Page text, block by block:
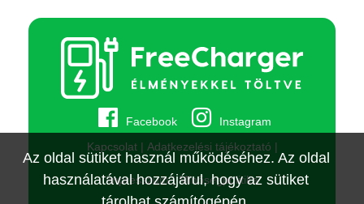
Facebook
Instagram
Kapcsolat
Adatkezelési tájékoztató
Impresszum Minőségpolitika
Az oldal sütiket használ működéséhez. Az oldal
használatával hozzájárul, hogy az sütiket